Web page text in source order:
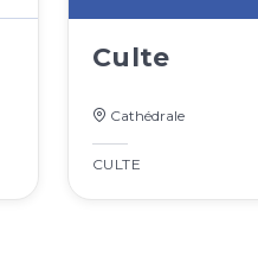
Culte
Cathédrale
CULTE